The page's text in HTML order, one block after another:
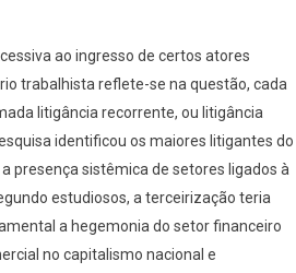
ao ingresso de certos atores
trabalhista reflete-se na questão, cada
litigância recorrente, ou litigância
identificou os maiores litigantes do
presença sistêmica de setores ligados à
estudiosos, a terceirização teria
a hegemonia do setor financeiro
no capitalismo nacional e